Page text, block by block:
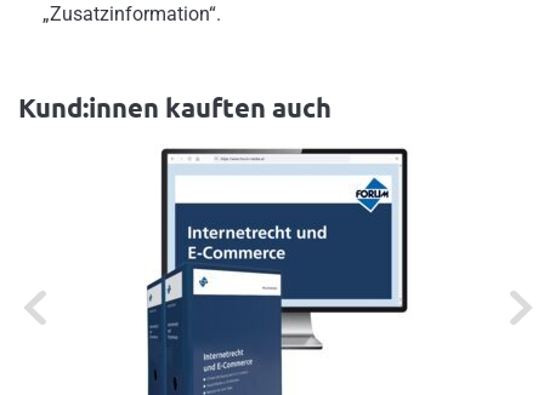
„Zusatzinformation“.
Kund:innen kauften auch
Previous Next